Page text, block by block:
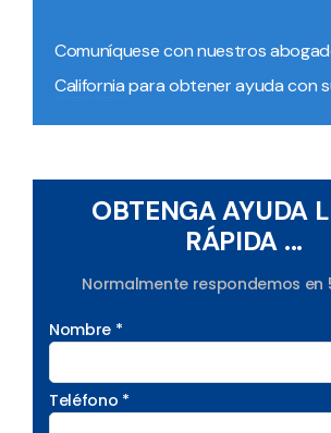
Comuníquese con nuestros
Californiapara obtener ayuda con
OBTENGA AYUDA
RÁPIDA ...
Normalmente respondemos en
Nombre *
Teléfono *